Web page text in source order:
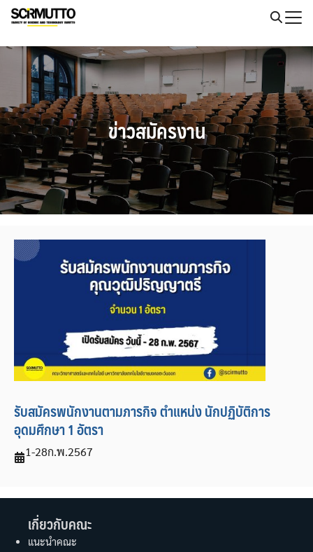
Skip
content
ข่าวสมัครงาน
รับสมัครพนักงานตามภารกิจ ตำแหน่ง นักปฏิบัติการ
อุดมศึกษา 1 อัตรา
1-28ก.พ.2567
เกี่ยวกับคณะ
แนะนำคณะ